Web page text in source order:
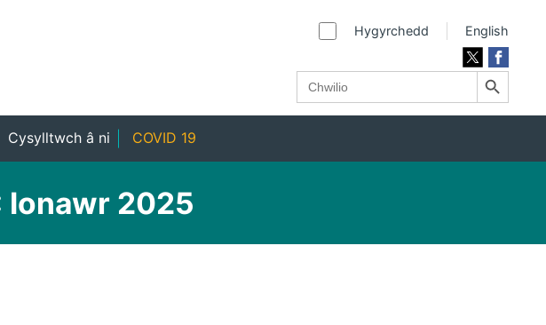
Hygyrchedd English
Search
for:
Search Button
Cysylltwch â ni COVID 19
Ionawr 2025